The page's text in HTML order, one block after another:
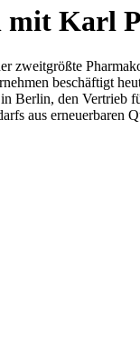
mit Karl
zweitgrößte
beschäftigt
Berlin, den
aus erneuerbaren